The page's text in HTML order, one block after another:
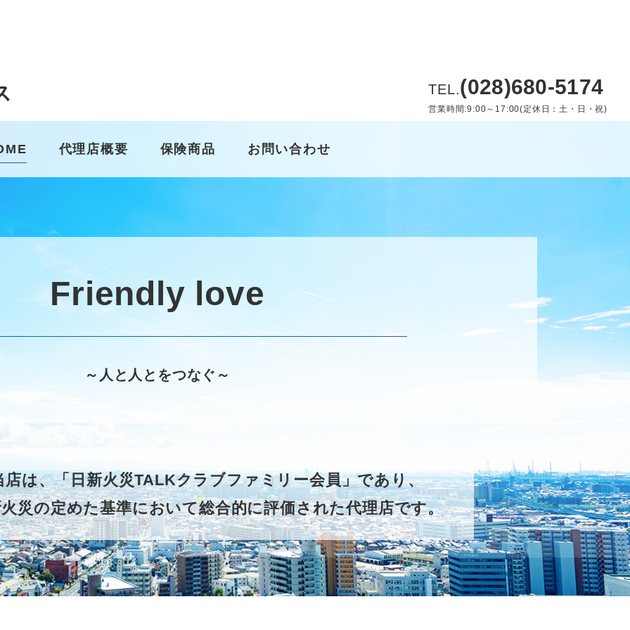
TEL.(028)680-5174
営業時間:9:00～17:00(定休日：土・日・祝)
代理店概要 保険商品 お問い合わせ
Friendly love
～人と人とをつなぐ～
店は、「日新火災TALKクラブファミリー会員」であり、
災の定めた基準において総合的に評価された代理店です。